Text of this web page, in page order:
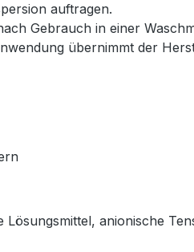
auftragen.
Gebrauch in einer
übernimmt der
Lösungsmittel, anionische